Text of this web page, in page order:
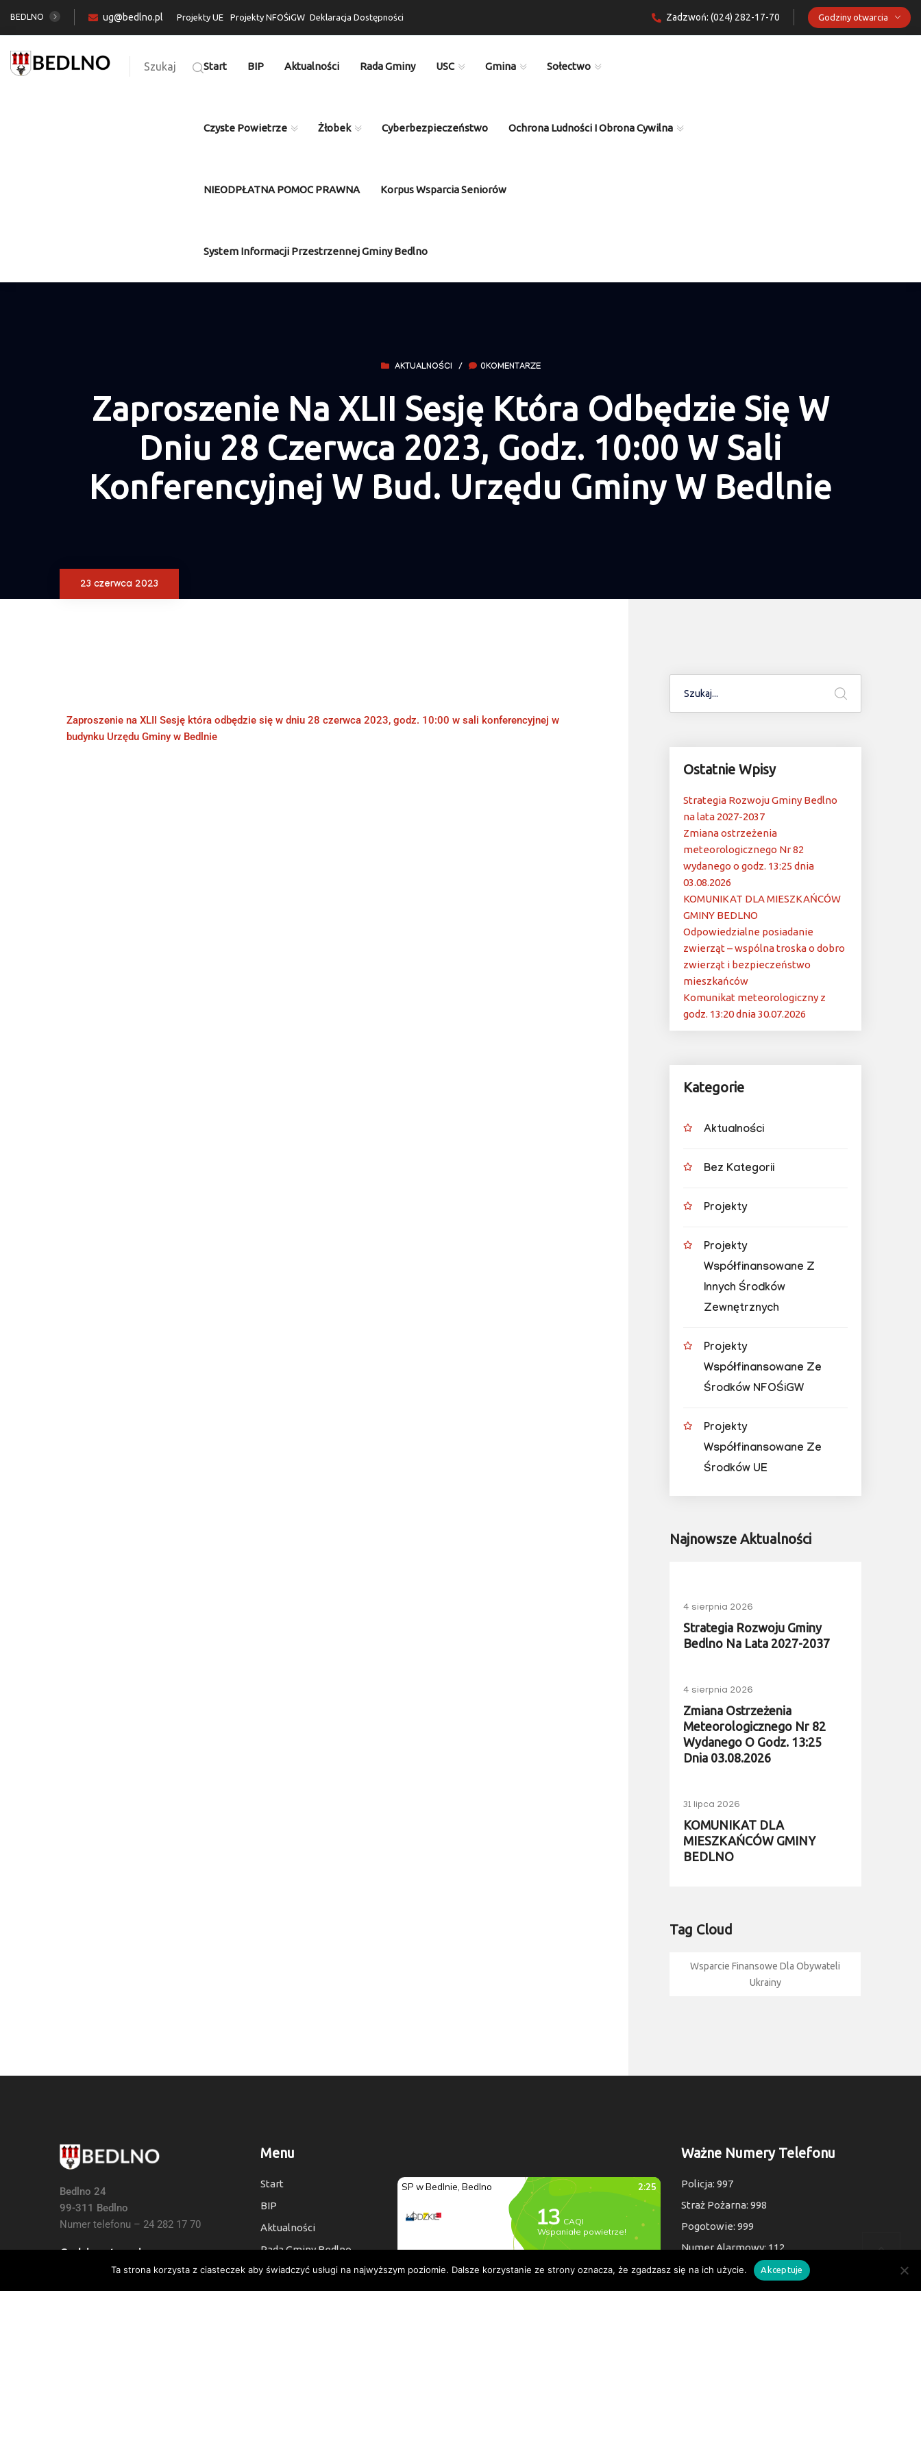
BEDLNO ug@bedlno.pl Projekty UE Projekty NFOŚiGW Deklaracja Dostępności Zadzwoń: (024) 282-17-70 Godziny otwarcia
Szukaj Start BIP Aktualności Rada Gminy USC Gmina Sołectwo
Czyste Powietrze Żłobek Cyberbezpieczeństwo Ochrona Ludności I Obrona Cywilna
NIEODPŁATNA POMOC PRAWNA Korpus Wsparcia Seniorów
System Informacji Przestrzennej Gminy Bedlno
AKTUALNOŚCI / 0KOMENTARZE
Zaproszenie Na XLII Sesję Która Odbędzie Się W
Dniu 28 Czerwca 2023, Godz. 10:00 W Sali
Konferencyjnej W Bud. Urzędu Gminy W Bedlnie
23 czerwca 2023
Zaproszenie na XLII Sesję która odbędzie się w dniu 28 czerwca 2023, godz. 10:00 w sali konferencyjnej w
budynku Urzędu Gminy w Bedlnie
Ostatnie Wpisy
Strategia Rozwoju Gminy Bedlno
na lata 2027-2037
Zmiana ostrzeżenia
meteorologicznego Nr 82
wydanego o godz. 13:25 dnia
03.08.2026
KOMUNIKAT DLA MIESZKAŃCÓW
GMINY BEDLNO
Odpowiedzialne posiadanie
zwierząt – wspólna troska o dobro
zwierząt i bezpieczeństwo
mieszkańców
Komunikat meteorologiczny z
godz. 13:20 dnia 30.07.2026
Kategorie
Aktualności
Bez Kategorii
Projekty
Projekty
Współfinansowane Z
Innych Środków
Zewnętrznych
Projekty
Współfinansowane Ze
Środków NFOŚiGW
Projekty
Współfinansowane Ze
Środków UE
Najnowsze Aktualności
4 sierpnia 2026
Strategia Rozwoju Gminy
Bedlno Na Lata 2027-2037
4 sierpnia 2026
Zmiana Ostrzeżenia
Meteorologicznego Nr 82
Wydanego O Godz. 13:25
Dnia 03.08.2026
31 lipca 2026
KOMUNIKAT DLA
MIESZKAŃCÓW GMINY
BEDLNO
Tag Cloud
Wsparcie Finansowe Dla Obywateli
Ukrainy
Bedlno 24
99-311 Bedlno
Numer telefonu – 24 282 17 70
Godziny otwarcia:
7:30 do 15:30, Sb i Nie: Nieczynne
Menu
Start
BIP
Aktualności
Rada Gminy Bedlno
Kontakt
Deklaracja dostępności
Ważne Numery Telefonu
Policja: 997
Straż Pożarna: 998
Pogotowie: 999
Numer Alarmowy: 112
Ta strona korzysta z ciasteczek aby świadczyć usługi na najwyższym poziomie. Dalsze korzystanie ze strony oznacza, że zgadzasz się na ich użycie. Akceptuje